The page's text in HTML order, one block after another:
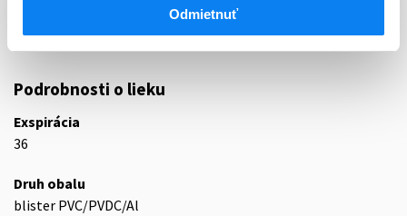
Odmietnuť
Inhibítory ACE a blokátory kalciového kanála
C09BB10
Trandolapril a verapamil
Podrobnosti o lieku
Exspirácia
36
Druh obalu
blister PVC/PVDC/Al